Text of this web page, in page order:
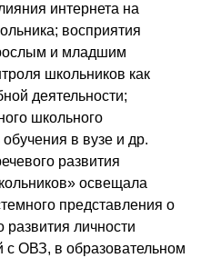
интернета на
восприятия
и младшим
школьников как
деятельности;
школьного
в вузе и др.
развития
освещала
представления о
развития личности
с ОВЗ, в образовательном